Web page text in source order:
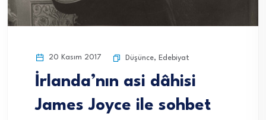
20 Kasım 2017 Düşünce, Edebiyat
İrlanda’nın asi dâhisi
James Joyce ile sohbet